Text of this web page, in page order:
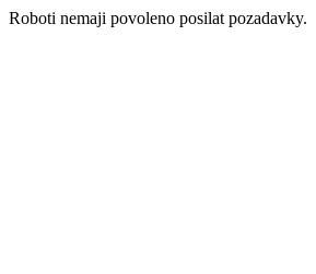
Roboti nemaji povoleno posilat pozadavky.